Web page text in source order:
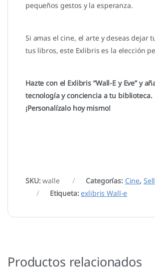
pequeños gestos y la esperanza.
Si amas el cine, el arte y deseas dejar
tus libros, este Exlibris es la elección
Hazte con el Exlibris “Wall-E y Eve” y
tecnología y conciencia a tu biblioteca.
¡Personalízalo hoy mismo!
SKU:walle Categorías: Cine,
Etiqueta:exlibris Wall-e
Productos relacionados